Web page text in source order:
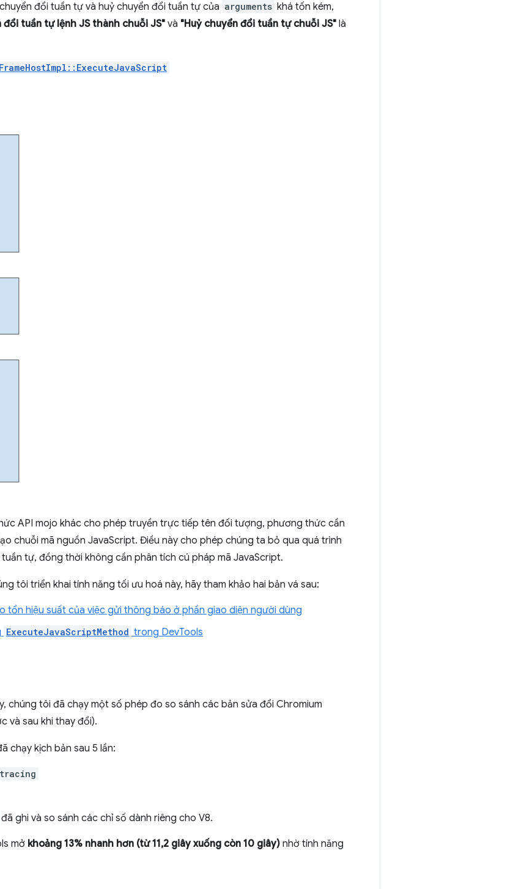
đổi tuần tự và huỷ chuyển đổi tuần tự của arguments khá tốn kém,
đổi tuần tự lệnh JS thành chuỗi JS" và "Huỷ chuyển đổi tuần tự chuỗi JS" là
API mojo khác cho phép truyền trực tiếp tên đối tượng, phương thức cần
chuỗi mã nguồn JavaScript. Điều này cho phép chúng ta bỏ qua quá trình
tự, đồng thời không cần phân tích cú pháp mã JavaScript.
tôi triển khai tính năng tối ưu hoá này, hãy tham khảo hai bản vá sau:
tổn hiệu suất của việc gửi thông báo ở phần giao diện người dùng
ExecuteJavaScriptMethod trong DevTools
chúng tôi đã chạy một số phép đo so sánh các bản sửa đổi Chromium
và sau khi thay đổi).
chạy kịch bản sau 5 lần:
đã ghi và so sánh các chỉ số dành riêng cho V8.
mở khoảng 13% nhanh hơn (từ 11,2 giây xuống còn 10 giây) nhờ tính năng